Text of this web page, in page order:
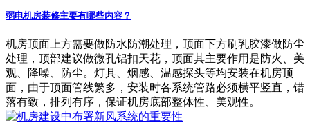
弱电机房装修主要有哪些内容？
机房顶面上方需要做防水防潮处理，顶面下方刷乳胶漆做防尘
处理，顶部建议做微孔铝扣天花，顶面其主要作用是防火、美
观、降噪、防尘。灯具、烟感、温感探头等均安装在机房顶
面，由于顶面管线繁多，安装时各系统管路必须横平竖直，错
落有致，排列有序，保证机房底部整体性、美观性。